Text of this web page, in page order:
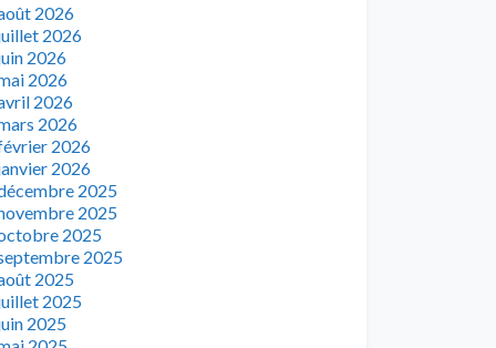
2026
2026
2026
2026
2026
2026
2026
2026
2025
2025
2025
2025
2025
2025
2025